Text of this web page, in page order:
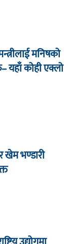
मनिषको
यहाँ कोही एक्लो
खेम भण्डारी